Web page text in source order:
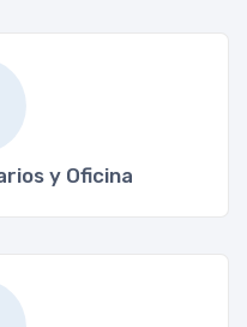
y Oficina